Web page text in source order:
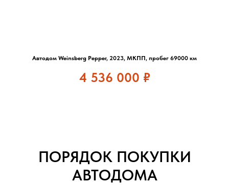
Автодом Weinsberg Pepper, 2023, МКПП, пробег 69000 км
4 536 000 ₽
ПОРЯДОК ПОКУПКИ
АВТОДОМА